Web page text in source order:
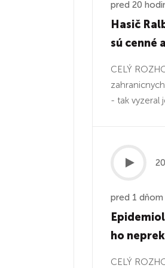
pred 20
Hasič
sú cenné
CELÝ
- tak vyzeral
pred 1 dňom
ho
CELÝ